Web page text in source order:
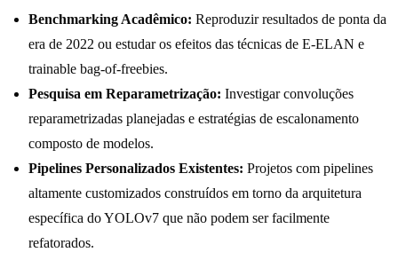
Benchmarking Acadêmico: Reproduzir resultados de ponta da
era de 2022 ou estudar os efeitos das técnicas de E-ELAN e
trainable bag-of-freebies.
Pesquisa em Reparametrização: Investigar convoluções
reparametrizadas planejadas e estratégias de escalonamento
composto de modelos.
Pipelines Personalizados Existentes: Projetos com pipelines
altamente customizados construídos em torno da arquitetura
específica do YOLOv7 que não podem ser facilmente
refatorados.